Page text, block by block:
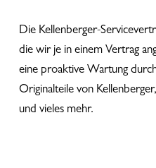
Die Kellenberger-
die wir je in einem Vertrag
eine proaktive Wartung
Originalteile von
und vieles mehr.